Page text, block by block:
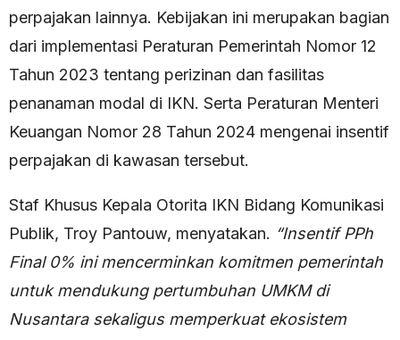
perpajakan lainnya. Kebijakan ini merupakan bagian
dari implementasi Peraturan Pemerintah Nomor 12
Tahun 2023 tentang perizinan dan fasilitas
penanaman modal di IKN. Serta Peraturan Menteri
Keuangan Nomor 28 Tahun 2024 mengenai insentif
perpajakan di kawasan tersebut.
Staf Khusus Kepala Otorita IKN Bidang Komunikasi
Publik, Troy Pantouw, menyatakan. “Insentif PPh
Final 0% ini mencerminkan komitmen pemerintah
untuk mendukung pertumbuhan UMKM di
Nusantara sekaligus memperkuat ekosistem